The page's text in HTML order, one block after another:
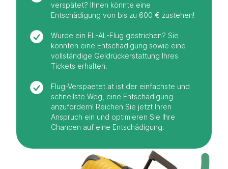
verspätet? Ihnen könnte eine
Entschädigung von bis zu 600 € zustehen!
Wurde ein EL-AL-Flug gestrichen? Sie
könnten eine Entschädigung sowie eine
vollständige Geldrückerstattung Ihres
Tickets erhalten.
Flug-Verspaetet.at ist der einfachste und
schnellste Weg, eine Entschädigung
anzufordern! Reichen Sie jetzt Ihren
Anspruch ein und optimieren Sie Ihre
Chancen auf eine Entschädigung.